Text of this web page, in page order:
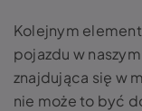
Kolejnym
pojazdu w
znajdująca się w
nie może to być